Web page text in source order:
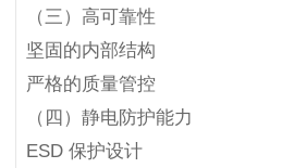
（三）高可靠性
坚固的内部结构
严格的质量管控
（四）静电防护能力
ESD 保护设计